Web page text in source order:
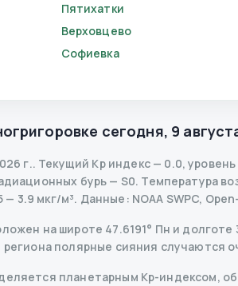
Пятихатки
Верховцево
Софиевка
сегодня, 9
г.. Текущий Kp индекс— 0.0,
бурь — S0. Температура
— 3.9 мкг/м³. Данные : NOAA SWPC,
на широте 47.6191° Пн и
полярные сияния случаются
планетарным Kp-индексом,